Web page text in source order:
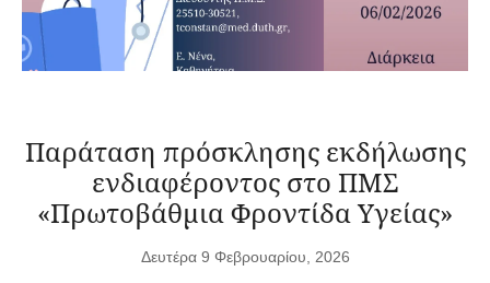
Παράταση πρόσκλησης εκδήλωσης
ενδιαφέροντος στο ΠΜΣ
«Πρωτοβάθμια Φροντίδα Υγείας»
Δευτέρα 9 Φεβρουαρίου, 2026